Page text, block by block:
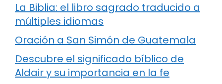
La Biblia: el libro sagrado traducido a
múltiples idiomas
Oración a San Simón de Guatemala
Descubre el significado bíblico de
Aldair y su importancia en la fe